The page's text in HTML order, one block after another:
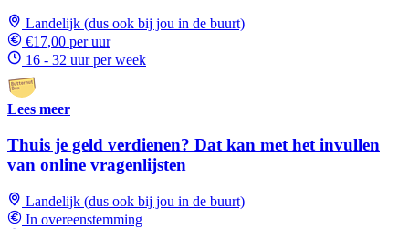
Landelijk (dus ook bij jou in de buurt)
€17,00 per uur
16 - 32 uur per week
Lees meer
Thuis je geld verdienen? Dat kan met het invullen
van online vragenlijsten
Landelijk (dus ook bij jou in de buurt)
In overeenstemming